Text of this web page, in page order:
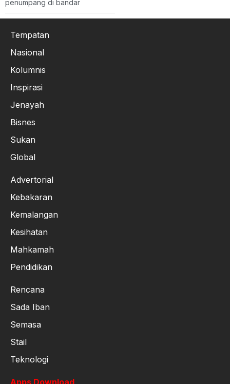
penumpang di bandar
Tempatan
Nasional
Kolumnis
Inspirasi
Jenayah
Bisnes
Sukan
Global
Advertorial
Kebakaran
Kemalangan
Kesihatan
Mahkamah
Pendidikan
Rencana
Sada Iban
Semasa
Stail
Teknologi
Apps Download